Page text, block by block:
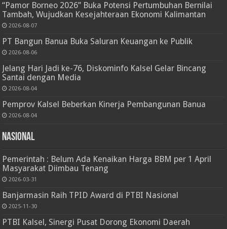
“Pamor Borneo 2026” Buka Potensi Pertumbuhan Bernilai
Tambah, Wujudkan Kesejahteraan Ekonomi Kalimantan
2026-08-07
PT Bangun Banua Buka Saluran Keuangan ke Publik
2026-08-06
Jelang Hari Jadi ke-76, Diskominfo Kalsel Gelar Bincang
Santai dengan Media
2026-08-04
Pemprov Kalsel Beberkan Kinerja Pembangunan Banua
2026-08-04
Nasional
Pemerintah : Belum Ada Kenaikan Harga BBM per 1 April
Masyarakat Diimbau Tenang
2026-03-31
Banjarmasin Raih TPID Award di PTBI Nasional
2025-11-30
PTBI Kalsel, Sinergi Pusat Dorong Ekonomi Daerah